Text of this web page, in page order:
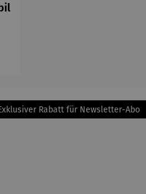
Rabatt für Newsletter-Abo